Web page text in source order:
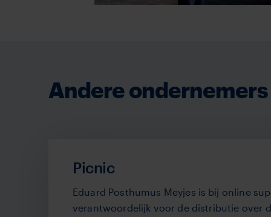
Andere
Picnic
Eduard Posthumus Meyjes is bij online
verantwoordelijk voor de distributie over